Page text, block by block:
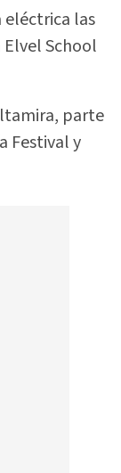
eléctrica las
School
parte
Festival y